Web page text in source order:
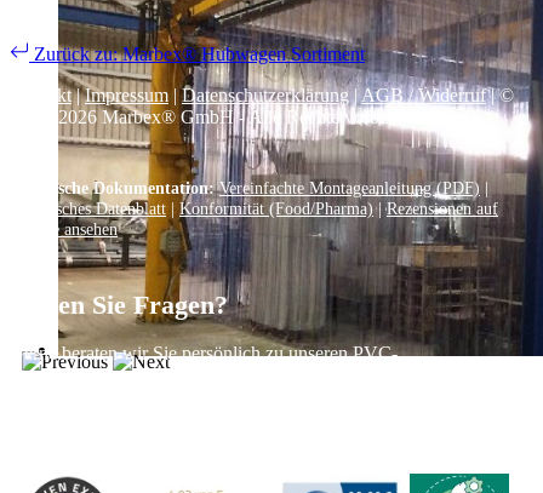
Zurück zu: Marbex® Hubwagen Sortiment
Kontakt|Impressum |Datenschutzerklärung| AGB / Widerruf| ©
2026 Marbex® GmbH - Alle Rechte vorbehalten.
Technische Dokumentation: Vereinfachte Montageanleitung (PDF) |
Technisches Datenblatt | Konformität (Food/Pharma)|Rezensionen auf
Google ansehen
Haben Sie Fragen?
Gerne beraten wir Sie persönlich zu unseren PVC-
Streifenvorhängen und Industrievorhängen.